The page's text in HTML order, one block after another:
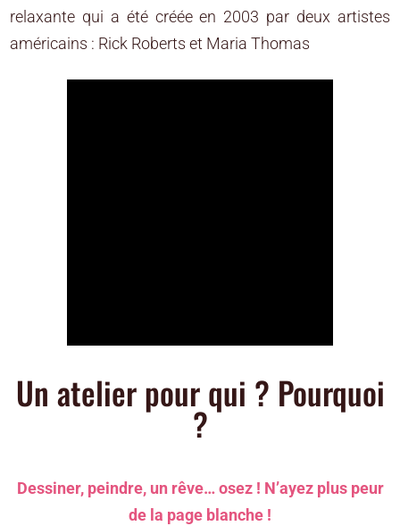
relaxante qui a été créée en 2003 par deux artistes
américains : Rick Roberts et Maria Thomas
Un atelier pour qui ? Pourquoi
?
Dessiner, peindre, un rêve… osez ! N’ayez plus peur
de la page blanche !